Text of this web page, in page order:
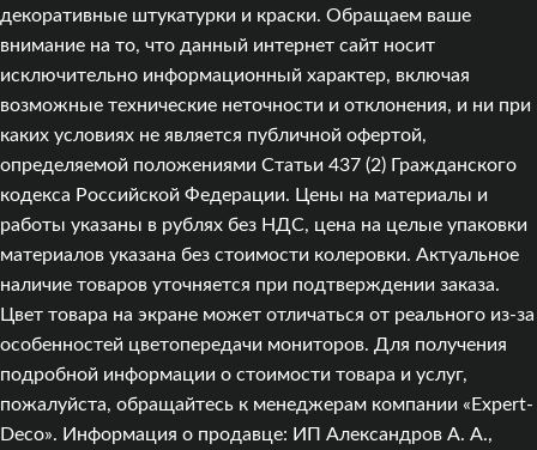
декоративные штукатурки и краски. Обращаем ваше
внимание на то, что данный интернет сайт носит
исключительно информационный характер, включая
возможные технические неточности и отклонения, и ни при
каких условиях не является публичной офертой,
определяемой положениями Статьи 437 (2) Гражданского
кодекса Российской Федерации. Цены на материалы и
работы указаны в рублях без НДС, цена на целые упаковки
материалов указана без стоимости колеровки. Актуальное
наличие товаров уточняется при подтверждении заказа.
Цвет товара на экране может отличаться от реального из‑за
особенностей цветопередачи мониторов. Для получения
подробной информации о стоимости товара и услуг,
пожалуйста, обращайтесь к менеджерам компании «Expert-
Deco». Информация о продавце: ИП Александров А. А.,